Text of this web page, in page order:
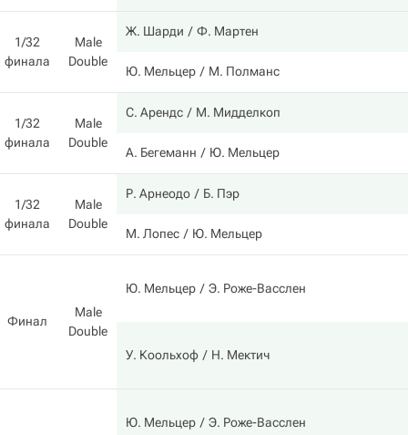
1/32
финала
Male
Double
Ж. Шарди Ф. Мартен
Ю. Мельцер М. Полманс
1/32
финала
Male
Double
С. Арендс М. Мидделкоп
А. Бегеманн Ю. Мельцер
1/32
финала
Male
Double
Р. Арнеодо Б. Пэр
М. Лопес Ю. Мельцер
Финал
Male
Double
Ю. Мельцер Э. Роже-Васслен
У. Коольхоф Н. Мектич
Ю. Мельцер Э. Роже-Васслен